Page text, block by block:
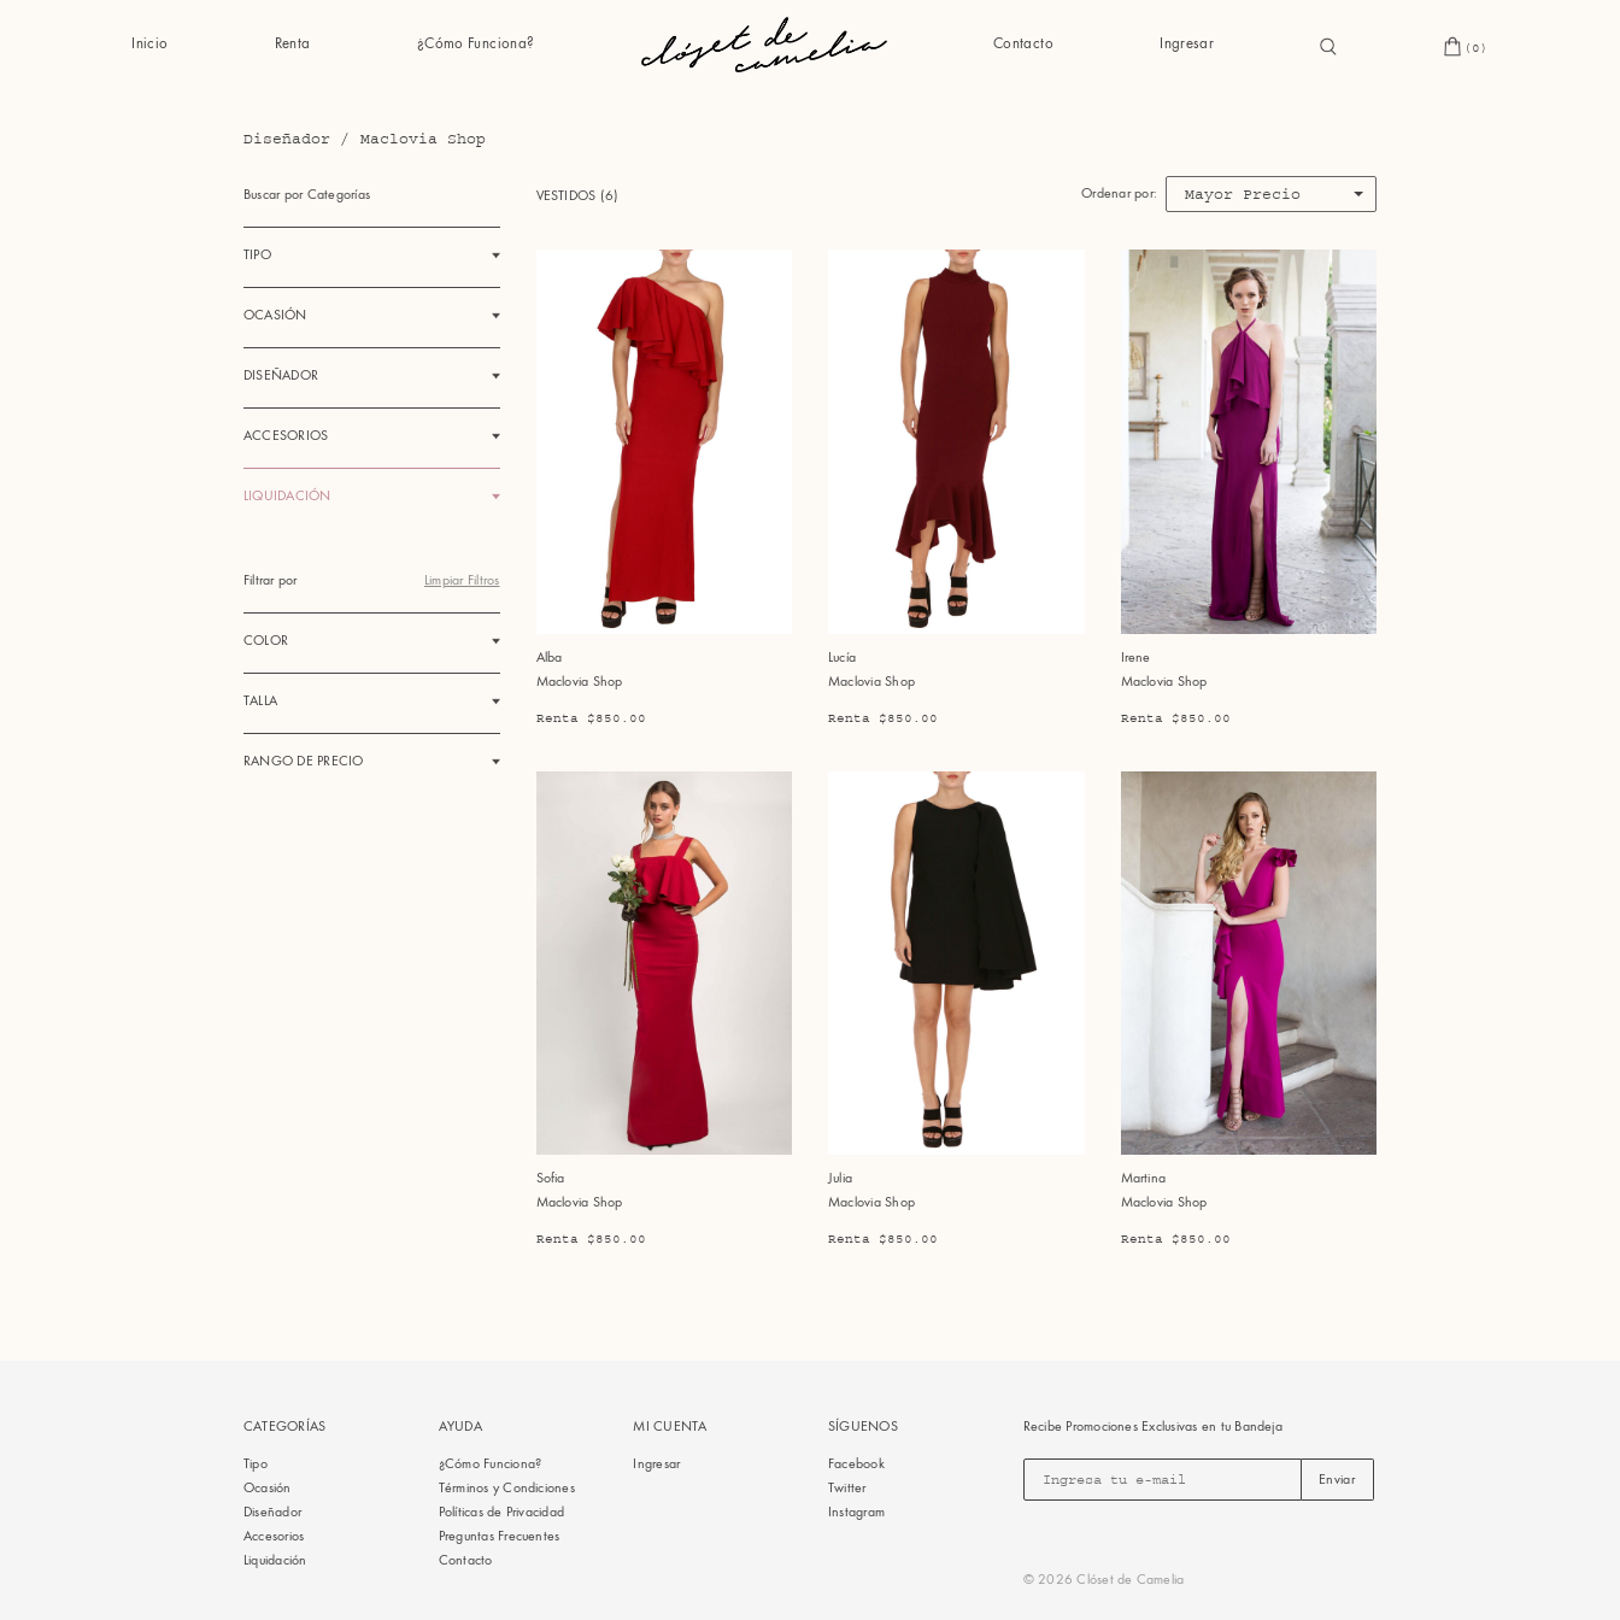
Inicio Renta ¿Cómo Funciona? Contacto Ingresar (0)
Diseñador / Maclovia Shop
Buscar por Categorías
TIPO
OCASIÓN
DISEÑADOR
ACCESORIOS
LIQUIDACIÓN
Filtrar por Limpiar Filtros
COLOR
TALLA
RANGO DE PRECIO
VESTIDOS (6) Ordenar por: Mayor Precio
Alba
Maclovia Shop
Renta $850.00
Lucía
Maclovia Shop
Renta $850.00
Irene
Maclovia Shop
Renta $850.00
Sofia
Maclovia Shop
Renta $850.00
Julia
Maclovia Shop
Renta $850.00
Martina
Maclovia Shop
Renta $850.00
CATEGORÍAS
Tipo
Ocasión
Diseñador
Accesorios
Liquidación
AYUDA
¿Cómo Funciona?
Términos y Condiciones
Políticas de Privacidad
Preguntas Frecuentes
Contacto
MI CUENTA
Ingresar
SÍGUENOS
Facebook
Twitter
Instagram
Recibe Promociones Exclusivas en tu Bandeja
Enviar
© 2026 Clóset de Camelia